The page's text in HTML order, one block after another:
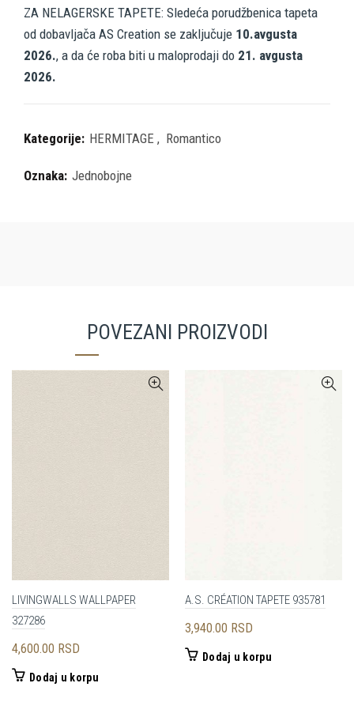
ZA NELAGERSKE TAPETE: Sledeća porudžbenica tapeta
od dobavljača AS Creation se zaključuje 10.avgusta
2026., a da će roba biti u maloprodaji do 21. avgusta
2026.
Kategorije: HERMITAGE , Romantico
Oznaka: Jednobojne
POVEZANI PROIZVODI
LIVINGWALLS WALLPAPER
327286
4,600.00 RSD
Dodaj u korpu
A.S. CRÉATION TAPETE 935781
3,940.00 RSD
Dodaj u korpu